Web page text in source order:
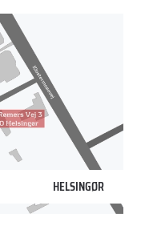
HELSINGØR